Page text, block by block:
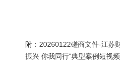
附： 20260122磋商文件-江苏
振兴 你我同行”典型案例短视